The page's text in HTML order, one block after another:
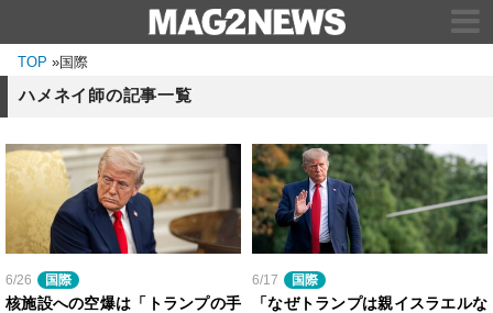
TOP »国際
ハメネイ師の記事一覧
6/26 国際
核施設への空爆は「トランプの手
6/17 国際
「なぜトランプは親イスラエルな